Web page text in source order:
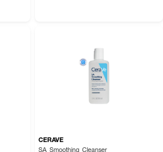
CERAVE
SA Smoothing Cleanser